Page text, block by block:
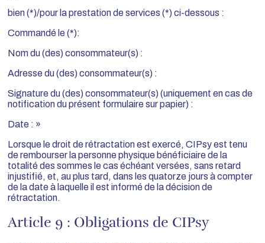
bien (*)/pour la prestation de services (*) ci-dessous :
Commandé le (*):
Nom du (des) consommateur(s) :
Adresse du (des) consommateur(s) :
Signature du (des) consommateur(s) (uniquement en cas de
notification du présent formulaire sur papier) :
Date : »
Lorsque le droit de rétractation est exercé, CIPsy est tenu
de rembourser la personne physique bénéficiaire de la
totalité des sommes le cas échéant versées, sans retard
injustifié, et, au plus tard, dans les quatorze jours à compter
de la date à laquelle il est informé de la décision de
rétractation.
Article 9 : Obligations de CIPsy